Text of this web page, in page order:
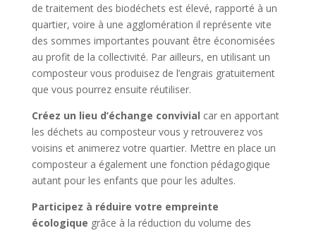
de traitement des biodéchets est élevé, rapporté à un
quartier, voire à une agglomération il représente vite
des sommes importantes pouvant être économisées
au profit de la collectivité. Par ailleurs, en utilisant un
composteur vous produisez de l’engrais gratuitement
que vous pourrez ensuite réutiliser.
Créez un lieu d’échange convivial car en apportant
les déchets au composteur vous y retrouverez vos
voisins et animerez votre quartier. Mettre en place un
composteur a également une fonction pédagogique
autant pour les enfants que pour les adultes.
Participez à réduire votre empreinte
écologique grâce à la réduction du volume des